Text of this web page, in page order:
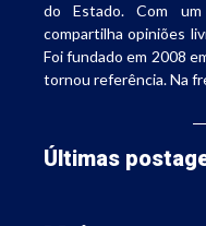
do Estado. Com um
compartilha opiniões
Foi fundado em 2008
tornou referência. Na
Últimas